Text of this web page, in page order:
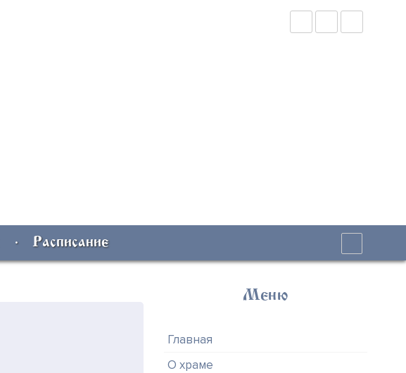
Расписание
Меню
Главная
О храме